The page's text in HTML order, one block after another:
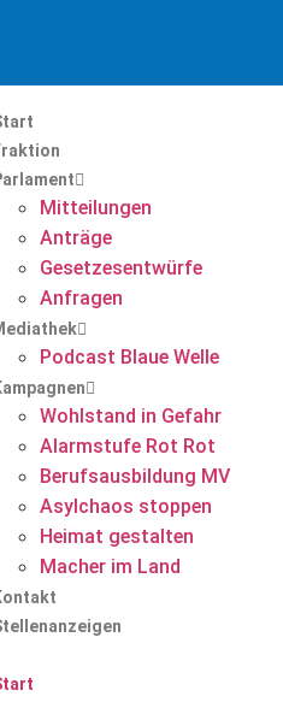
Mitteilungen
Anträge
Gesetzesentwürfe
Anfragen
Podcast Blaue Welle
Wohlstand in Gefahr
Alarmstufe Rot Rot
Berufsausbildung MV
Asylchaos stoppen
Heimat gestalten
Macher im Land